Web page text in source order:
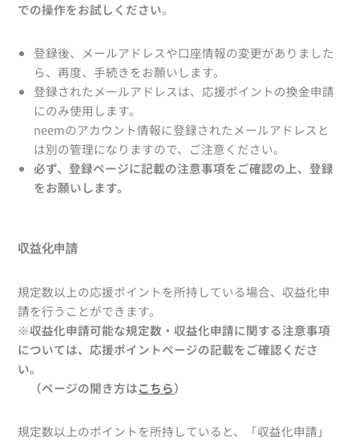
での操作をお試しください。
登録後、メールアドレスや口座情報の変更がありました
ら、再度、手続きをお願いします。
登録されたメールアドレスは、応援ポイントの換金申請
にのみ使用します。
neemのアカウント情報に登録されたメールアドレスと
は別の管理になりますので、ご注意ください。
必ず、登録ページに記載の注意事項をご確認の上、登録
をお願いします。
収益化申請
規定数以上の応援ポイントを所持している場合、収益化申
請を行うことができます。
※収益化申請可能な規定数・収益化申請に関する注意事項
については、応援ポイントページの記載をご確認くださ
い。
（ページの開き方はこちら）
規定数以上のポイントを所持していると、「収益化申請」